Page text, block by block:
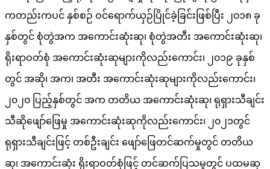
ကတည်းကပင် နှစ်စဉ် ဝင်ရောက်ယှဉ်ပြိုင်ခဲ့ခြင်းဖြစ်ပြီး ၂၀၁၈ ခု
နှစ်တွင် စုံတွဲအက အကောင်းဆုံးဆု၊ စုံတွဲအတီး အကောင်းဆုံးဆု၊
ရိုးရာဝတ်စုံ အကောင်းဆုံးဆုများကိုလည်းကောင်း၊ ၂၀၁၉ ခုနှစ်
တွင် အဆို၊ အက၊ အတီး အကောင်းဆုံးဆုများကိုလည်းကောင်း၊
၂၀၂၀ ပြည့်နှစ်တွင် အက တတိယ အကောင်းဆုံးဆု၊ ရုရှားသီချင်း
သီဆိုဖျော်ဖြေမှု အကောင်းဆုံးဆုကိုလည်းကောင်း၊ ၂၀၂၁တွင်
ရုရှားသီချင်းဖြင့် တစ်ဦးချင်း ဖျော်ဖြေတင်ဆက်မှုတွင် တတိယ
ဆု၊ အကောင်းဆုံး ရိုးရာဝတ်စုံဖြင့် တင်ဆက်ပြသမှုတွင် ပထမဆု